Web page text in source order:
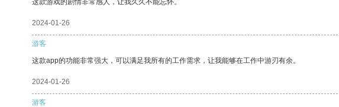
这款游戏的剧情非常感人，让我久久不能忘怀。
2024-01-26
游客
这款app的功能非常强大，可以满足我所有的工作需求，让我能够在工作中游刃有余。
2024-01-26
游客